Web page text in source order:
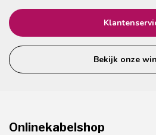
Bekijk onze
Onlinekabelshop